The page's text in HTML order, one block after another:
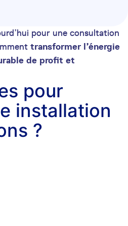
pour une consultation
transformer l’énergie
de profit et
pour
installation
?